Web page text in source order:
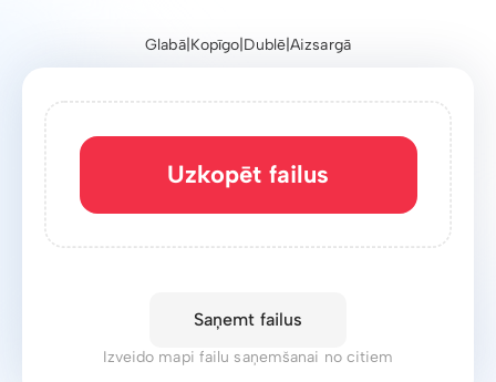
Uzkopēt failus
Saņemt failus
Izveido mapi failu saņemšanai no citiem